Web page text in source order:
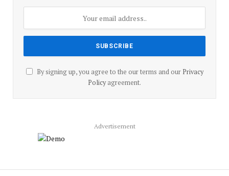
By signing up, you agree to the our terms and our Privacy
Policyagreement.
Advertisement